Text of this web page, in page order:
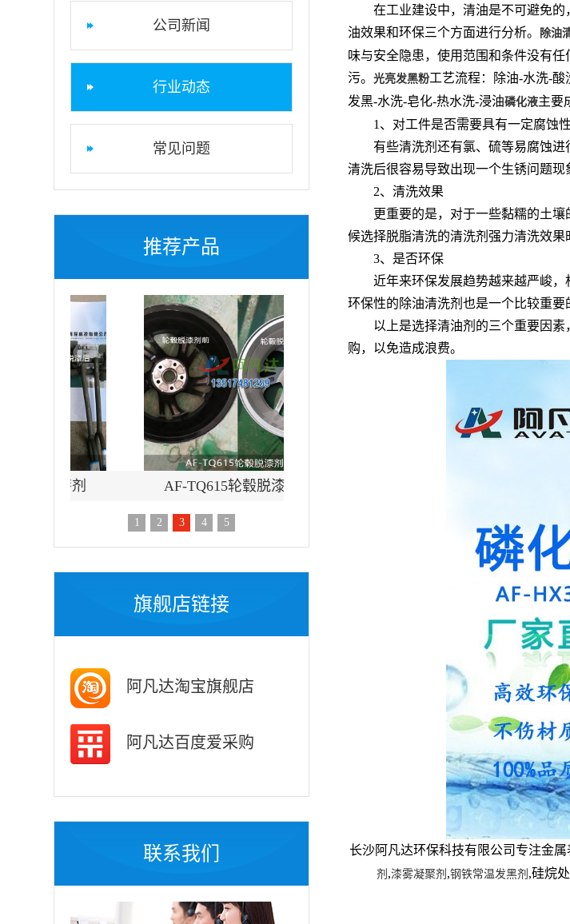
公司新闻
行业动态
常见问题
推荐产品
AF-TQ615轮毂脱漆剂 AF-
1 2 3 4 5
旗舰店链接
阿凡达淘宝旗舰店
阿凡达百度爱采购
联系我们
在工业建设中，清油是不可避免
油效果和环保三个方面进行分析。
除油
味与安全隐患，使用范围和条件没有
污。 光亮发黑粉工艺流程：除油-水洗-酸
发黑-水洗-皂化-热水洗-浸油磷化液主要
1、对工件是否需要具有一定腐蚀性
有些清洗剂还有氯、硫等易腐蚀
清洗后很容易导致出现一个生锈问题
2、清洗效果
更重要的是，对于一些黏糯的土
候选择脱脂清洗的清洗剂强力清洗效果
3、是否环保
近年来环保发展趋势越来越严峻
环保性的除油清洗剂也是一个比较重要
以上是选择清油剂的三个重要因
购，以免造成浪费。
长沙阿凡达环保科技有限公司专注金属
剂 ,漆雾凝聚剂 ,钢铁常温发黑剂 ,硅烷